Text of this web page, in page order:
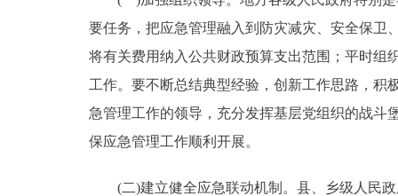
要任务，把应急管理融入到防灾减灾、安全保卫
将有关费用纳入公共财政预算支出范围；平时组
工作。要不断总结典型经验，创新工作思路，积
急管理工作的领导，充分发挥基层党组织的战斗
保应急管理工作顺利开展。
(二)建立健全应急联动机制。县、乡级人民政